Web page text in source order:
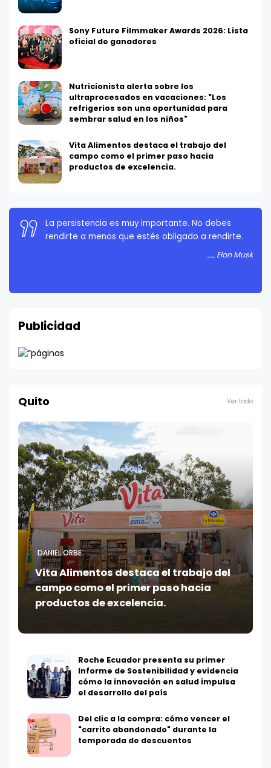
Sony Future Filmmaker Awards 2026: Lista
oficial de ganadores
Nutricionista alerta sobre los
ultraprocesados en vacaciones: "Los
refrigerios son una oportunidad para
sembrar salud en los niños"
Vita Alimentos destaca el trabajo del
campo como el primer paso hacia
productos de excelencia.
La persistencia es muy importante. No debes
rendirte a menos que estés obligado a rendirte.
Elon Musk
Publicidad
Quito Ver todo
DANIEL ORBE
Vita Alimentos destaca el trabajo del
campo como el primer paso hacia
productos de excelencia.
Roche Ecuador presenta su primer
Informe de Sostenibilidad y evidencia
cómo la innovación en salud impulsa
el desarrollo del país
Del clic a la compra: cómo vencer el
"carrito abandonado" durante la
temporada de descuentos